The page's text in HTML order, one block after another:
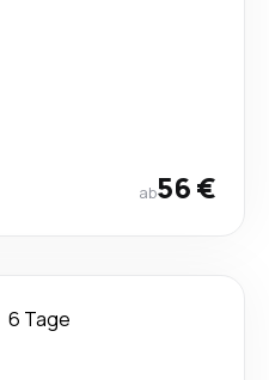
ab56 €
6 Tage